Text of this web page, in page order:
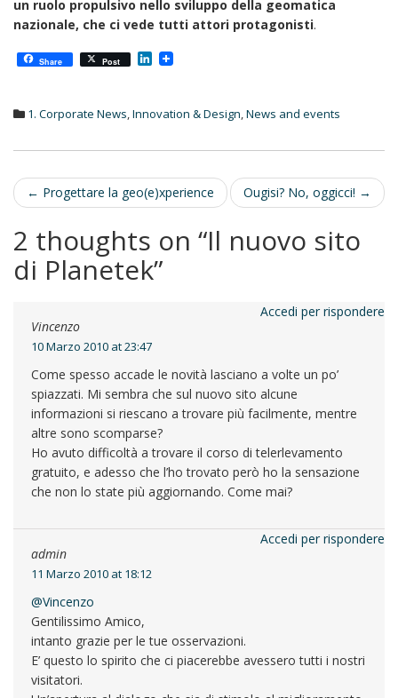
un ruolo propulsivo nello sviluppo della geomatica
nazionale, che ci vede tutti attori protagonisti.
Share Post L
e
1. Corporate News,Innovation & Design,News and events
Post
navigation
← Progettare la geo(e)xperience Ougisi? No, oggicci! →
2 thoughts on “Il nuovo sito
di Planetek”
Vincenzo
10 Marzo 2010 at 23:47
Come spesso accade le novità lasciano a volte un po’
spiazzati. Mi sembra che sul nuovo sito alcune
informazioni si riescano a trovare più facilmente, mentre
altre sono scomparse?
Ho avuto difficoltà a trovare il corso di telerlevamento
gratuito, e adesso che l’ho trovato però ho la sensazione
che non lo state più aggiornando. Come mai?
Accedi per rispondere
admin
11 Marzo 2010 at 18:12
@Vincenzo
Gentilissimo Amico,
intanto grazie per le tue osservazioni.
E’ questo lo spirito che ci piacerebbe avessero tutti i nostri
visitatori.
Accedi per rispondere